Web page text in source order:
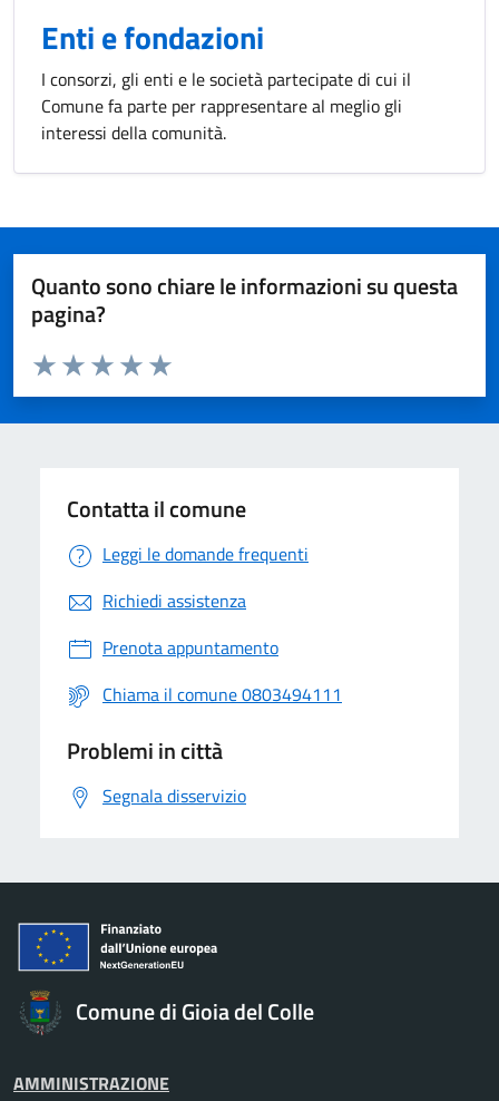
Enti e fondazioni
I consorzi, gli enti e le società partecipate di cui il
Comune fa parte per rappresentare al meglio gli
interessi della comunità.
Quanto sono chiare le informazioni su questa
pagina?
Valuta da 1 a 5 stelle la pagina
Valuta 5 stelle su 5
Valuta 4 stelle su 5
Valuta 3 stelle su 5
Valuta 2 stelle su 5
Valuta 1 stelle su 5
Contatta il comune
Leggi le domande frequenti
Richiedi assistenza
Prenota appuntamento
Chiama il comune 0803494111
Problemi in città
Segnala disservizio
Comune di Gioia del Colle
AMMINISTRAZIONE